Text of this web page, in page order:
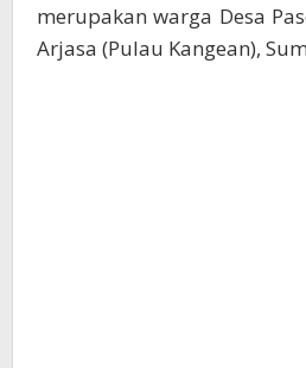
merupakan warga Desa
Arjasa (Pulau Kangean),